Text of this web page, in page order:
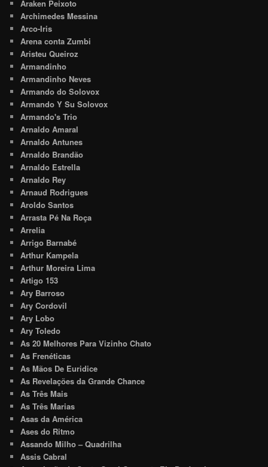
Araken Peixoto
Archimedes Messina
Arco-Iris
Arena conta Zumbi
Aristeu Queiroz
Armandinho
Armandinho Neves
Armando do Solovox
Armando Y Su Solovox
Armando's Trio
Arnaldo Amaral
Arnaldo Antunes
Arnaldo Brandão
Arnaldo Estrella
Arnaldo Rey
Arnaud Rodrigues
Aroldo Santos
Arrasta Pé Na Roça
Arrelia
Arrigo Barnabé
Arthur Kampela
Arthur Moreira Lima
Artigo 153
Ary Barroso
Ary Cordovil
Ary Lobo
Ary Toledo
As 20 Melhores Para Vizinho Chato
As Frenéticas
As Mãos De Euridice
As Revelações da Grande Chance
As Três Mais
As Três Marias
Asas da América
Ases do Ritmo
Assando Milho – Quadrilha
Assis Cabral